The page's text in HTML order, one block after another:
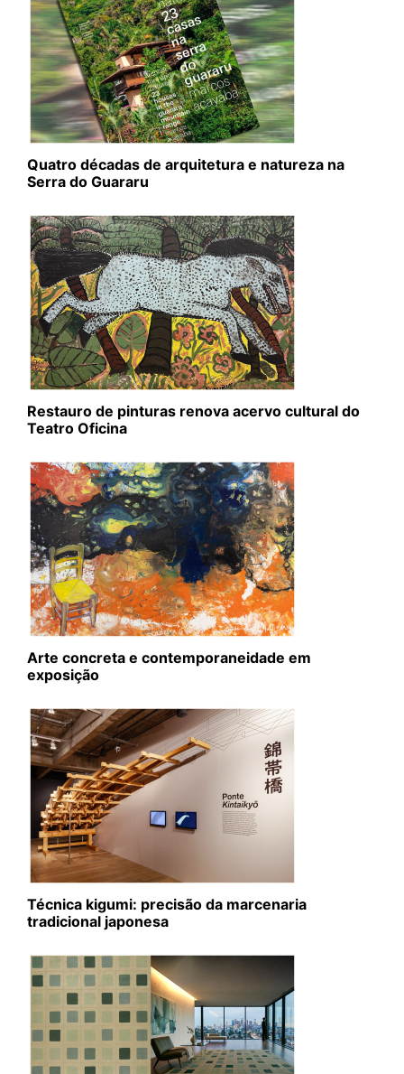
Quatro décadas de arquitetura e natureza na
Serra do Guararu
Restauro de pinturas renova acervo cultural do
Teatro Oficina
Arte concreta e contemporaneidade em
exposição
Técnica kigumi: precisão da marcenaria
tradicional japonesa